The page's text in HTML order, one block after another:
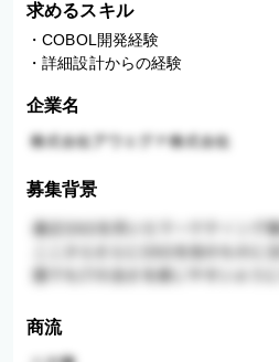
求めるスキル
・COBOL開発経験
・詳細設計からの経験
企業名
募集背景
商流